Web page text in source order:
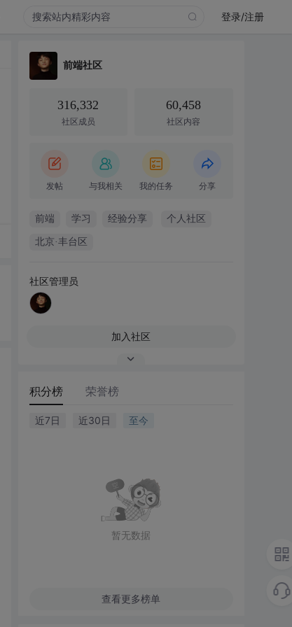
登录/注册
前端社区
316,332
社区成员
60,458
社区内容
发帖 与我相关 我的任务 分享
前端 学习 经验分享 个人社区
北京·丰台区
社区管理员
加入社区
积分榜 荣誉榜
近7日 近30日 至今
暂无数据
查看更多榜单